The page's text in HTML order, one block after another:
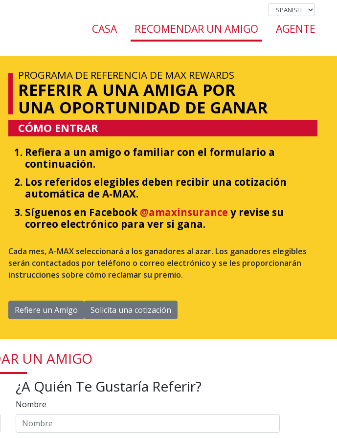
CASA RECOMENDAR UN AMIGO AGENTE
PROGRAMA DE REFERENCIA DE MAX REWARDS
REFERIR A UNA AMIGA POR
UNA OPORTUNIDAD DE GANAR
CÓMO ENTRAR
Refiera a un amigo o familiar con el formulario a
continuación.
Los referidos elegibles deben recibir una cotización
automática de A-MAX.
Síguenos en Facebook @amaxinsurance y revise su
correo electrónico para ver si gana.
Cada mes, A-MAX seleccionará a los ganadores al azar. Los ganadores elegibles
serán contactados por teléfono o correo electrónico y se les proporcionarán
instrucciones sobre cómo reclamar su premio.
Refiere un Amigo Solicita una cotización
UN AMIGO
¿A Quién Te Gustaría Referir?
Nombre